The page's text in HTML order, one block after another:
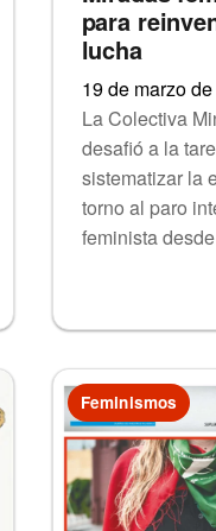
para
lucha
19 de marzo
La Colectiva
desafió a la
sistematizar la
torno al paro
feminista
Feminismos